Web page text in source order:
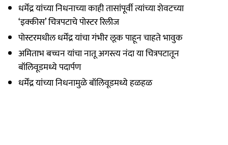
धर्मेंद्र यांच्या निधनाच्या काही तासांपूर्वी त्यांच्या शेवटच्या
‘इक्कीस’ चित्रपटाचे पोस्टर रिलीज
पोस्टरमधील धर्मेंद्र यांचा गंभीर लूक पाहून चाहते भावुक
अमिताभ बच्चन यांचा नातू अगस्त्य नंदा या चित्रपटातून
बॉलिवूडमध्ये पदार्पण
धर्मेंद्र यांच्या निधनामुळे बॉलिवूडमध्ये हळहळ